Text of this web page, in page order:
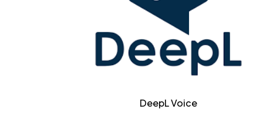
DeepL Voice